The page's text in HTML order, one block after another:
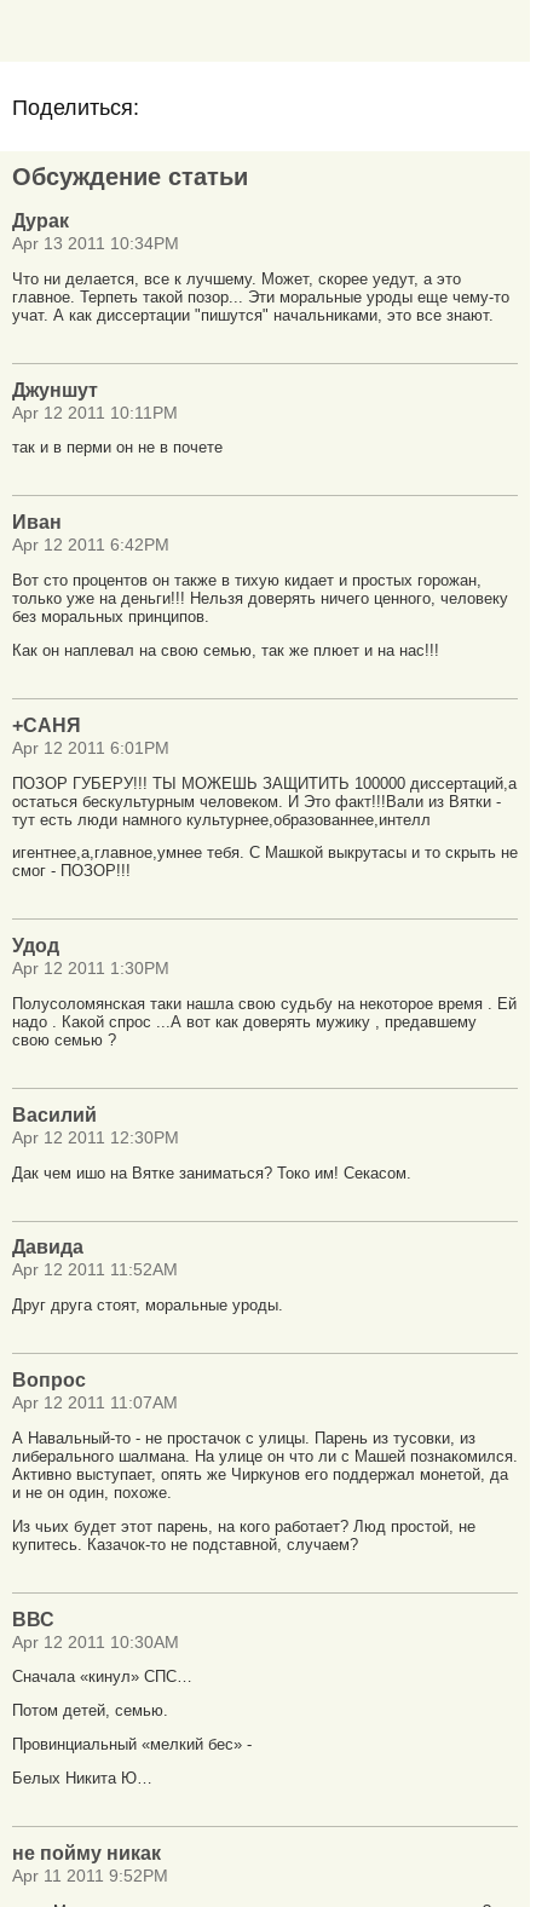
Поделиться:
Обсуждение статьи
Дурак
Apr 13 2011 10:34PM
Что ни делается, все к лучшему. Может, скорее уедут, а это
главное. Терпеть такой позор... Эти моральные уроды еще чему-то
учат. А как диссертации "пишутся" начальниками, это все знают.
Джуншут
Apr 12 2011 10:11PM
так и в перми он не в почете
Иван
Apr 12 2011 6:42PM
Вот сто процентов он также в тихую кидает и простых горожан,
только уже на деньги!!! Нельзя доверять ничего ценного, человеку
без моральных принципов.
Как он наплевал на свою семью, так же плюет и на нас!!!
+САНЯ
Apr 12 2011 6:01PM
ПОЗОР ГУБЕРУ!!! ТЫ МОЖЕШЬ ЗАЩИТИТЬ 100000 диссертаций,а
остаться бескультурным человеком. И Это факт!!!Вали из Вятки -
тут есть люди намного культурнее,образованнее,интелл
игентнее,а,главное,умнее тебя. С Машкой выкрутасы и то скрыть не
смог - ПОЗОР!!!
Удод
Apr 12 2011 1:30PM
Полусоломянская таки нашла свою судьбу на некоторое время . Ей
надо . Какой спрос ...А вот как доверять мужику , предавшему
свою семью ?
Василий
Apr 12 2011 12:30PM
Дак чем ишо на Вятке заниматься? Токо им! Секасом.
Давида
Apr 12 2011 11:52AM
Друг друга стоят, моральные уроды.
Вопрос
Apr 12 2011 11:07AM
А Навальный-то - не простачок с улицы. Парень из тусовки, из
либерального шалмана. На улице он что ли с Машей познакомился.
Активно выступает, опять же Чиркунов его поддержал монетой, да
и не он один, похоже.
Из чьих будет этот парень, на кого работает? Люд простой, не
купитесь. Казачок-то не подставной, случаем?
ВВС
Apr 12 2011 10:30AM
Сначала «кинул» СПС…
Потом детей, семью.
Провинциальный «мелкий бес» -
Белых Никита Ю…
не пойму никак
Apr 11 2011 9:52PM